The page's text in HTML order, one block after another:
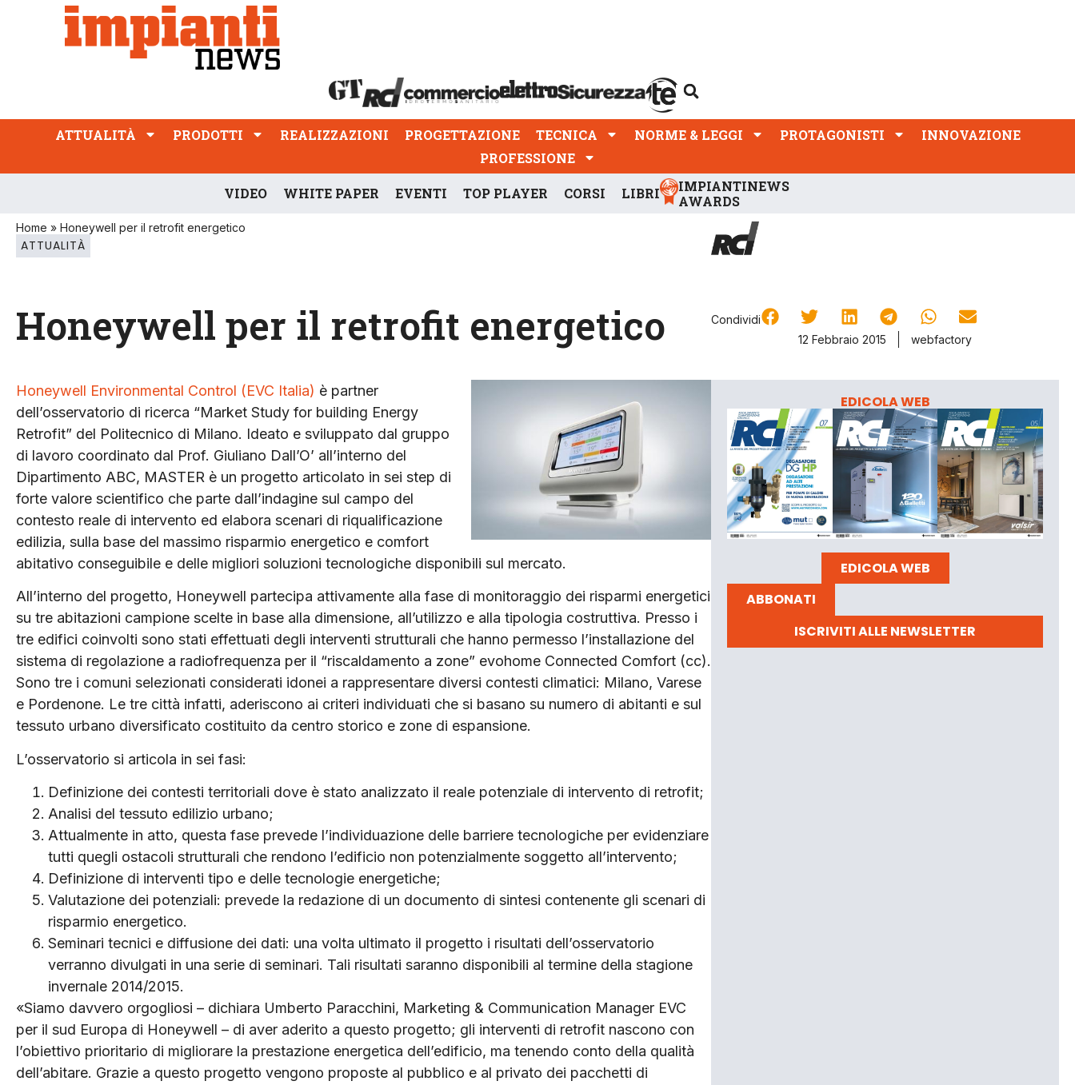
ATTUALITÀ PRODOTTI REALIZZAZIONI
PROFESSIONE
ATTUALITÀ PRODOTTI REALIZZAZIONI PROGETTAZIONE TECNICA NORME & LEGGI PROTAGONISTI
INNOVAZIONE
PROFESSIONE
VIDEO WHITE PAPER EVENTI TOP PLAYER CORSI LIBRI
IMPIANTINEWS
AWARDS
Home » Honeywell per il retrofit energetico
ATTUALITÀ
Honeywell per il retrofit energetico
Condividi
12 Febbraio 2015
webfactory
Honeywell Environmental Control (EVC Italia) è partner
dell’osservatorio di ricerca “Market Study for building Energy
Retrofit” del Politecnico di Milano. Ideato e sviluppato dal gruppo
di lavoro coordinato dal Prof. Giuliano Dall’O’ all’interno del
Dipartimento ABC, MASTER è un progetto articolato in sei step di
forte valore scientifico che parte dall’indagine sul campo del
contesto reale di intervento ed elabora scenari di riqualificazione
edilizia, sulla base del massimo risparmio energetico e comfort
abitativo conseguibile e delle migliori soluzioni tecnologiche disponibili sul mercato.
All’interno del progetto, Honeywell partecipa attivamente alla fase di monitoraggio dei risparmi energetici
su tre abitazioni campione scelte in base alla dimensione, all’utilizzo e alla tipologia costruttiva. Presso i
tre edifici coinvolti sono stati effettuati degli interventi strutturali che hanno permesso l’installazione del
sistema di regolazione a radiofrequenza per il “riscaldamento a zone” evohome Connected Comfort (cc).
Sono tre i comuni selezionati considerati idonei a rappresentare diversi contesti climatici: Milano, Varese
e Pordenone. Le tre città infatti, aderiscono ai criteri individuati che si basano su numero di abitanti e sul
tessuto urbano diversificato costituito da centro storico e zone di espansione.
L’osservatorio si articola in sei fasi:
Definizione dei contesti territoriali dove è stato analizzato il reale potenziale di intervento di retrofit;
Analisi del tessuto edilizio urbano;
Attualmente in atto, questa fase prevede l’individuazione delle barriere tecnologiche per evidenziare
tutti quegli ostacoli strutturali che rendono l’edificio non potenzialmente soggetto all’intervento;
Definizione di interventi tipo e delle tecnologie energetiche;
Valutazione dei potenziali: prevede la redazione di un documento di sintesi contenente gli scenari di
risparmio energetico.
Seminari tecnici e diffusione dei dati: una volta ultimato il progetto i risultati dell’osservatorio
verranno divulgati in una serie di seminari. Tali risultati saranno disponibili al termine della stagione
invernale 2014/2015.
«Siamo davvero orgogliosi – dichiara Umberto Paracchini, Marketing & Communication Manager EVC
per il sud Europa di Honeywell – di aver aderito a questo progetto; gli interventi di retrofit nascono con
l’obiettivo prioritario di migliorare la prestazione energetica dell’edificio, ma tenendo conto della qualità
dell’abitare. Grazie a questo progetto vengono proposte al pubblico e al privato dei pacchetti di
EDICOLA WEB
EDICOLA WEB
ABBONATI
ISCRIVITI ALLE NEWSLETTER